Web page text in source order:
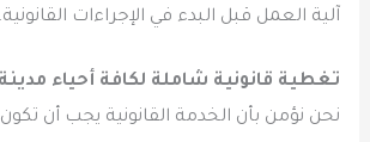
آلية العمل قبل البدء في الإجراءات القانونية.
تغطية قانونية شاملة لكافة أحياء
نحن نؤمن بأن الخدمة القانونية يجب أن